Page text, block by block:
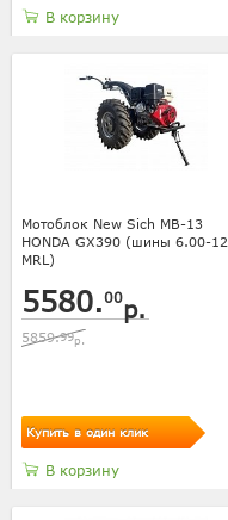
В корзину
Мотоблок New Sich MB-13
HONDA GX390 (шины 6.00-12
MRL)
5580.00р.
5859.99р.
Купить в один клик
В корзину